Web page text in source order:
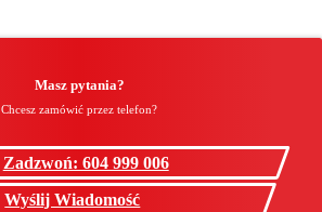
Masz pytania?
Chcesz zamówić przez telefon?
Zadzwoń: 604 999 006
Wyślij Wiadomość